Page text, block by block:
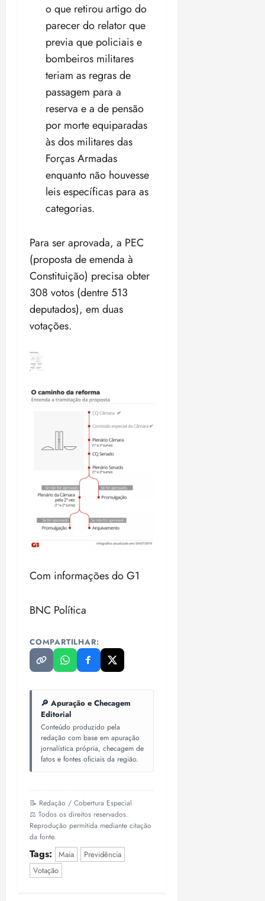
o que retirou artigo do
parecer do relator que
previa que policiais e
bombeiros militares
teriam as regras de
passagem para a
reserva e a de pensão
por morte equiparadas
às dos militares das
Forças Armadas
enquanto não houvesse
leis específicas para as
categorias.
Para ser aprovada, a PEC
(proposta de emenda à
Constituição) precisa obter
308 votos (dentre 513
deputados), em duas
votações.
Com informações do G1
BNC Política
COMPARTILHAR:
🔎 Apuração e Checagem
Editorial
Conteúdo produzido pela
redação com base em apuração
jornalística própria, checagem de
fatos e fontes oficiais da região.
📝 Redação / Cobertura Especial
⚖️ Todos os direitos reservados.
Reprodução permitida mediante citação
da fonte.
Tags: Maia
Previdência
Votação